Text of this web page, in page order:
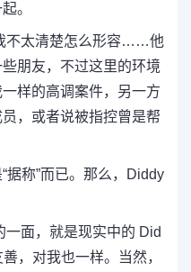
。
不太清楚怎么形容……他
朋友，不过这里的环境
样的高调案件，另一方
，或者说被指控曾是帮
据称”而已。那么，Diddy
面，就是现实中的 Did
，对我也一样。当然，